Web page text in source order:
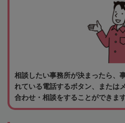
相談したい事務所が決まったら、
れている電話するボタン、または
合わせ・相談をすることができます